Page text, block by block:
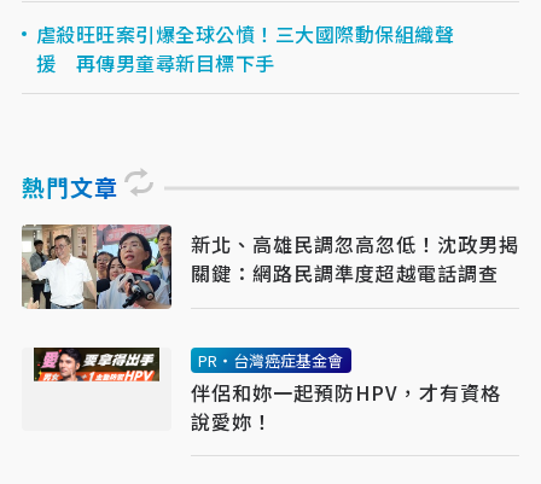
虐殺旺旺案引爆全球公憤！三大國際動保組織聲
援 再傳男童尋新目標下手
熱門文章
新北、高雄民調忽高忽低！沈政男揭
關鍵：網路民調準度超越電話調查
PR・台灣癌症基金會
伴侶和妳一起預防HPV，才有資格
說愛妳！